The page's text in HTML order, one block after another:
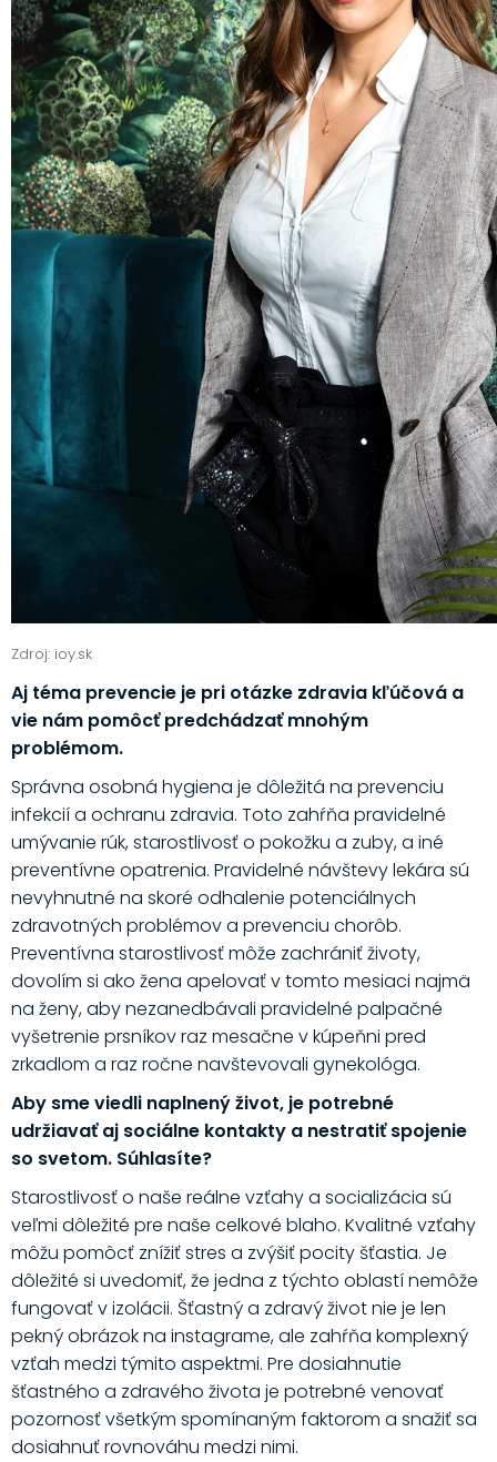
Zdroj: ioy.sk
Aj téma prevencie je pri otázke zdravia kľúčová a
vie nám pomôcť predchádzať mnohým
problémom.
Správna osobná hygiena je dôležitá na prevenciu
infekcií a ochranu zdravia. Toto zahŕňa pravidelné
umývanie rúk, starostlivosť o pokožku a zuby, a iné
preventívne opatrenia. Pravidelné návštevy lekára sú
nevyhnutné na skoré odhalenie potenciálnych
zdravotných problémov a prevenciu chorôb.
Preventívna starostlivosť môže zachrániť životy,
dovolím si ako žena apelovať v tomto mesiaci najmä
na ženy, aby nezanedbávali pravidelné palpačné
vyšetrenie prsníkov raz mesačne v kúpeňni pred
zrkadlom a raz ročne navštevovali gynekológa.
Aby sme viedli naplnený život, je potrebné
udržiavať aj sociálne kontakty a nestratiť spojenie
so svetom. Súhlasíte?
Starostlivosť o naše reálne vzťahy a socializácia sú
veľmi dôležité pre naše celkové blaho. Kvalitné vzťahy
môžu pomôcť znížiť stres a zvýšiť pocity šťastia. Je
dôležité si uvedomiť, že jedna z týchto oblastí nemôže
fungovať v izolácii. Šťastný a zdravý život nie je len
pekný obrázok na instagrame, ale zahŕňa komplexný
vzťah medzi týmito aspektmi. Pre dosiahnutie
šťastného a zdravého života je potrebné venovať
pozornosť všetkým spomínaným faktorom a snažiť sa
dosiahnuť rovnováhu medzi nimi.